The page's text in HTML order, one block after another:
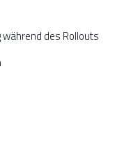
des Rollouts